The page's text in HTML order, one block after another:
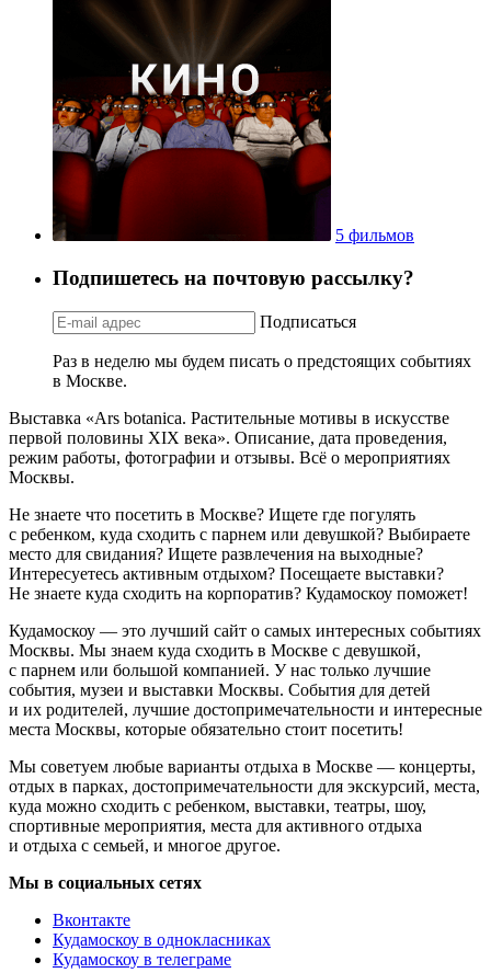
5 фильмов
Подпишетесь на почтовую рассылку?
Подписаться
Раз в неделю мы будем писать о предстоящих событиях
в Москве.
Выставка «Аrs botanica. Растительные мотивы в искусстве
первой половины XIX века». Описание, дата проведения,
режим работы, фотографии и отзывы. Всё о мероприятиях
Москвы.
Не знаете что посетить в Москве? Ищете где погулять
с ребенком, куда сходить с парнем или девушкой? Выбираете
место для свидания? Ищете развлечения на выходные?
Интересуетесь активным отдыхом? Посещаете выставки?
Не знаете куда сходить на корпоратив? Кудамоскоу поможет!
Кудамоскоу — это лучший сайт о самых интересных событиях
Москвы. Мы знаем куда сходить в Москве с девушкой,
с парнем или большой компанией. У нас только лучшие
события, музеи и выставки Москвы. События для детей
и их родителей, лучшие достопримечательности и интересные
места Москвы, которые обязательно стоит посетить!
Мы советуем любые варианты отдыха в Москве — концерты,
отдых в парках, достопримечательности для экскурсий, места,
куда можно сходить с ребенком, выставки, театры, шоу,
спортивные мероприятия, места для активного отдыха
и отдыха с семьей, и многое другое.
Мы в социальных сетях
Вконтакте
Кудамоскоу в однокласниках
Кудамоскоу в телеграме